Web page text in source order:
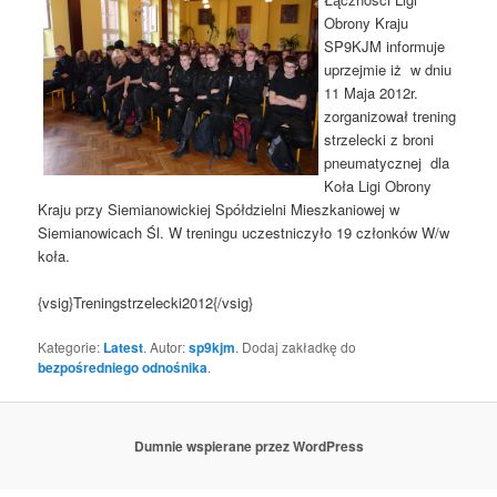
Obrony Kraju
SP9KJM informuje
uprzejmie iż w dniu
11 Maja 2012r.
zorganizował trening
strzelecki z broni
pneumatycznej dla
Koła Ligi Obrony
Kraju przy Siemianowickiej Spółdzielni Mieszkaniowej w
Siemianowicach Śl. W treningu uczestniczyło 19 członków W/w
koła.
{vsig}Treningstrzelecki2012{/vsig}
Kategorie: Latest. Autor:sp9kjm. Dodaj zakładkę do
bezpośredniego odnośnika.
Dumnie wspierane przez WordPress